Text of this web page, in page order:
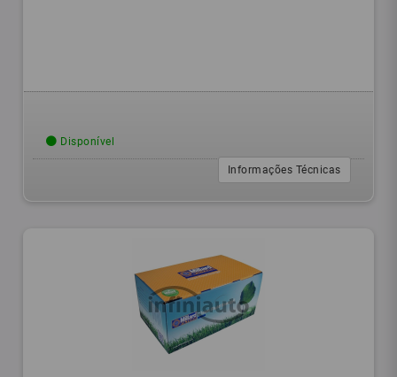
Disponível
Informações Técnicas